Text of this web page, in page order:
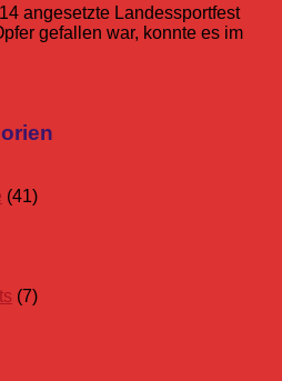
angesetzte Landessportfest
gefallen war, konnte es im
(41)
(7)